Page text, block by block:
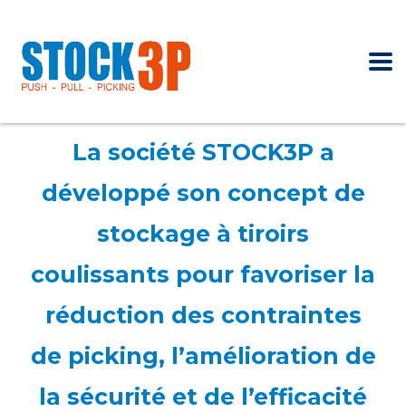
La société STOCK3P a
développé son concept de
stockage à tiroirs
coulissants pour favoriser la
réduction des contraintes
de picking, l’amélioration de
la sécurité et de l’efficacité